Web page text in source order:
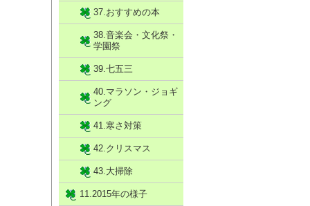
37.おすすめの本
38.音楽会・文化祭・
学園祭
39.七五三
40.マラソン・ジョギ
ング
41.寒さ対策
42.クリスマス
43.大掃除
11.2015年の様子